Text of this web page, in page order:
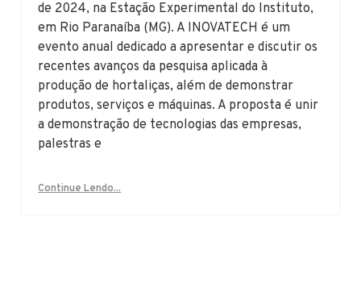
de 2024, na Estação Experimental do Instituto,
em Rio Paranaíba (MG). A INOVATECH é um
evento anual dedicado a apresentar e discutir os
recentes avanços da pesquisa aplicada à
produção de hortaliças, além de demonstrar
produtos, serviços e máquinas. A proposta é unir
a demonstração de tecnologias das empresas,
palestras e
Continue Lendo...